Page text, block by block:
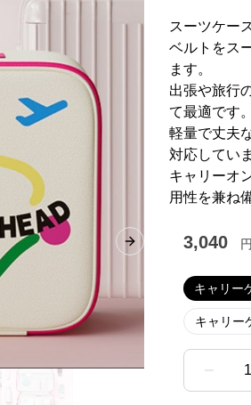
Next slide
スーツケー
ベルトをス
ます。
出張や旅行
て最適です。
軽量で丈夫
対応してい
キャリーオ
用性を兼ね
3,040 円
キャリー
キャリー
1